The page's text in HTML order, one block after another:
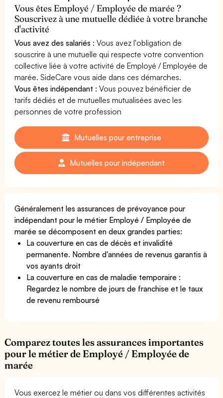
Vous êtes Employé / Employée de marée ?
Souscrivez à une mutuelle dédiée à votre branche
d'activité
Vous avez des salariés : Vous avez l'obligation de
souscrire à une mutuelle qui respecte votre convention
collective liée à votre activité de Employé / Employée de
marée. SideCare vous aide dans ces démarches.
Vous êtes indépendant : Vous pouvez bénéficier de
tarifs dédiés et de mutuelles mutualisées avec les
personnes de votre profession
Mutuelles pour entreprise
Mutuelles pour indépendant
Généralement les assurances de prévoyance pour
indépendant pour le métier Employé / Employée de
marée se décomposent en deux grandes parties:
La couverture en cas de décès et invalidité
permanente. Nombre d'années de revenus garantis à
vos ayants droit
La couverture en cas de maladie temporaire :
Regardez le nombre de jours de franchise et le taux
de revenu remboursé
Comparez toutes les assurances importantes
pour le métier de Employé / Employée de
marée
Vous exercez le métier ou dans vos différentes activités